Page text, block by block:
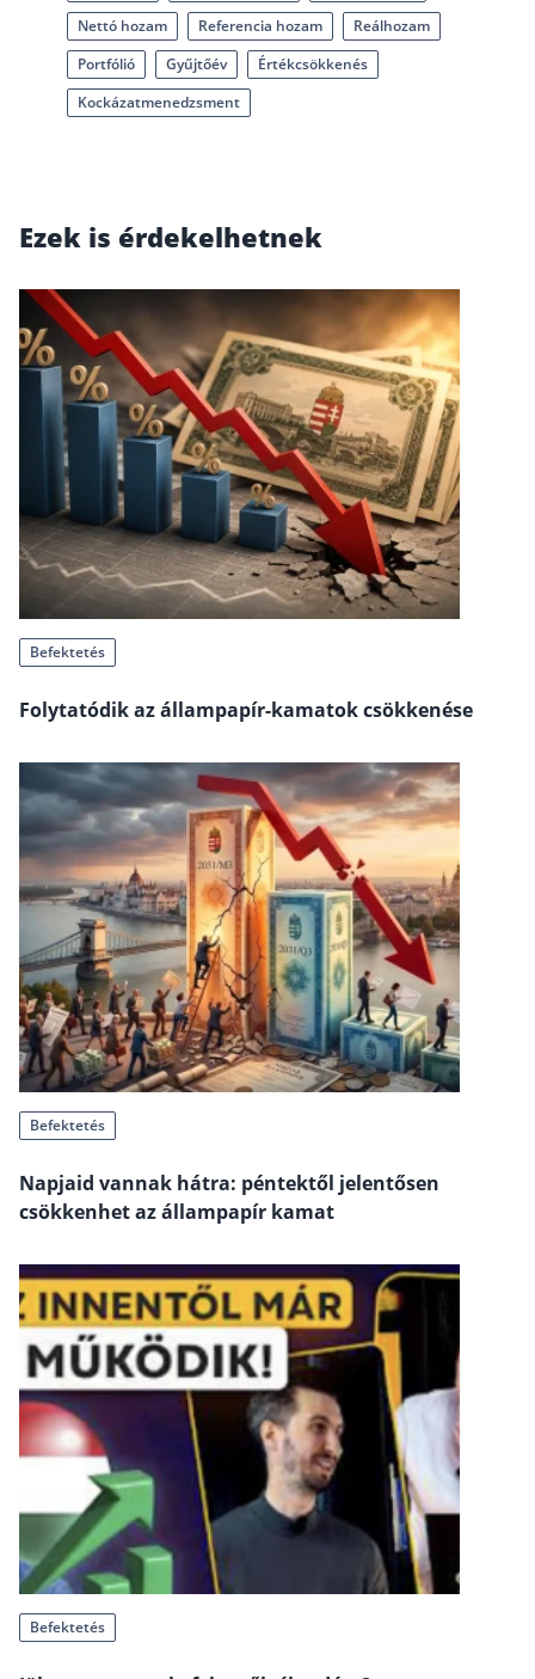
Életbiztosítások
Balesetbiztosítás
Csoportos életbiztosítás
Megtakarítással kombinált életbiztosítás
Befektetési egységekhez kötött életbiztosítás
Egészségbiztosítás
Egészségbiztosítás cégeknek
Magán egészségbiztosítás 💊
Betegbiztosítás
Egészségpénztár – Spórolj évi akár 150 ezer
Egészségbiztosítás kalkulátor
Befektetés
Részvény vásárlás
Befektetési alapok
TBSZ számla
ETF
Gyermek megtakarítás
Babakötvény kisokos 👶
Lakástakarék
Hitel
Lakáshitel
Babaváró hitel
Vagyonbiztosítások
Kötelező biztosítás (KGFB)
Casco
Utasbiztosítás
Lakásbiztosítás útmutató – Hogyan válassz?
Lakásbiztosítás: válaszok az 50 leggyakoribb
Nettó hozam
Referencia hozam
Reálhozam
Portfólió
Gyűjtőév
Értékcsökkenés
Kockázatmenedzsment
Ezek is érdekelhetnek
Befektetés
Folytatódik az állampapír-kamatok csökkenése
Befektetés
Napjaid vannak hátra: péntektől jelentősen
csökkenhet az állampapír kamat
Befektetés